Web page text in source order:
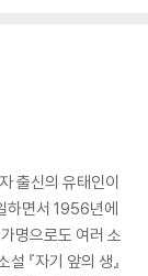
출신의 유태인이
하면서 1956년에
명으로도 여러 소
『자기 앞의 생』